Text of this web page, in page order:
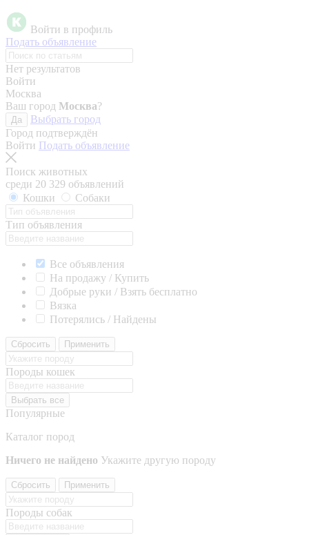
Войти в профиль
Подать объявление
Нет результатов
Войти
Москва
Ваш город Москва?
Да
Выбрать город
Город подтверждён
Войти Подать объявление
Поиск животных
среди 20 329 объявлений
Кошки
Собаки
Тип объявления
Все объявления
На продажу / Купить
Добрые руки / Взять бесплатно
Вязка
Потерялись / Найдены
Сбросить Применить
Породы кошек
Выбрать все
Популярные
Каталог пород
Ничего не найдено Укажите другую породу
Сбросить Применить
Породы собак